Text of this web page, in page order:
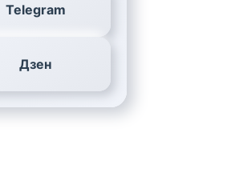
Telegram
Дзен